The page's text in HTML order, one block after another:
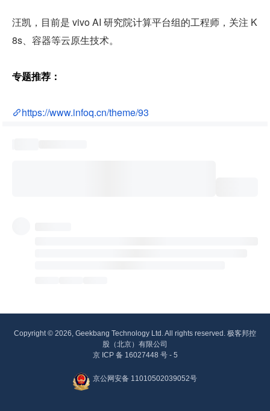
汪凯，目前是 vivo AI 研究院计算平台组的工程师，关注 K
8s、容器等云原生技术。
专题推荐：
https://www.infoq.cn/theme/93
Copyright © 2026, Geekbang Technology Ltd. All rights reserved. 极客邦控
股（北京）有限公司
京 ICP 备 16027448 号 - 5
京公网安备 11010502039052号